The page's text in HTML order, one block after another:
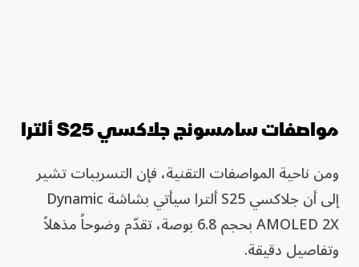
مواصفات سامسونج جلاكسي S25 ألترا
ومن ناحية المواصفات التقنية، فإن التسريبات تشير
إلى أن جلاكسي S25 ألترا سيأتي بشاشة Dynamic
AMOLED 2X بحجم 6.8 بوصة، تقدّم وضوحاً مذهلاً
وتفاصيل دقيقة.